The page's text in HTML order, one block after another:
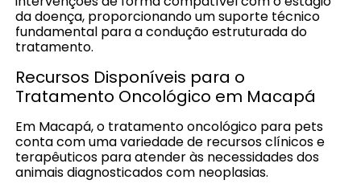
da doença, proporcionando um suporte técnico
fundamental para a condução estruturada do
tratamento.
Recursos Disponíveis para o
Tratamento Oncológico em Macapá
Em Macapá, o tratamento oncológico para pets
conta com uma variedade de recursos clínicos e
terapêuticos para atender às necessidades dos
animais diagnosticados com neoplasias.